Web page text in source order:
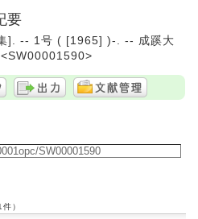
要
]. -- 1号 ( [1965] )-. -- 成蹊大
）